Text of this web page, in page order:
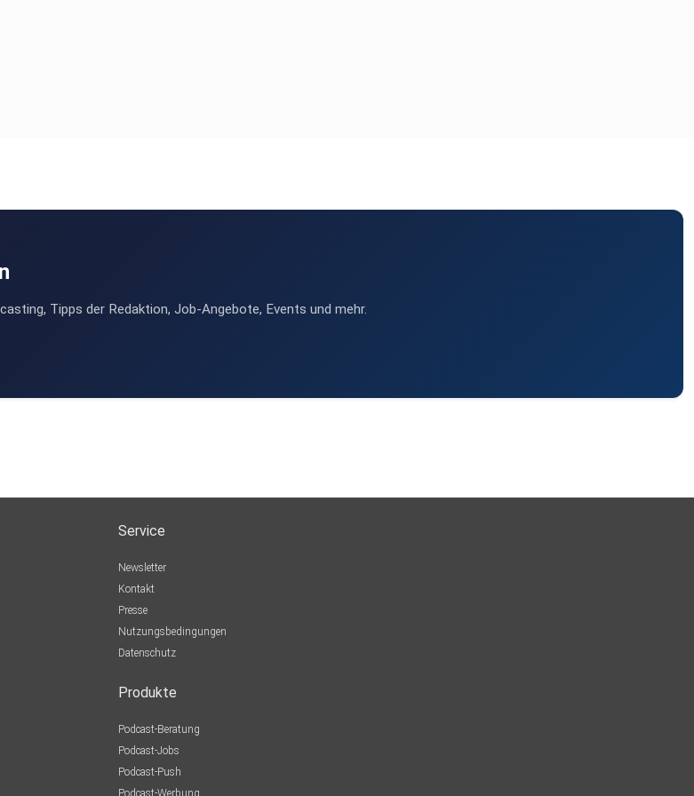
Tipps der Redaktion, Job-Angebote, Events und mehr.
Service
Newsletter
Kontakt
Presse
Nutzungsbedingungen
Datenschutz
Produkte
Podcast-Beratung
Podcast-Jobs
Podcast-Push
Podcast-Werbung